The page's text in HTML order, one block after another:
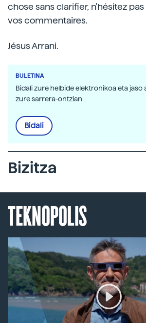
chose sans clarifier, n'hésitez
vos commentaires.
Jésus Arrani.
BULETINA
Bidali zure helbide elektronikoa eta
zure sarrera-ontzian
Bidali
Bizitza
TEKNOPOLIS